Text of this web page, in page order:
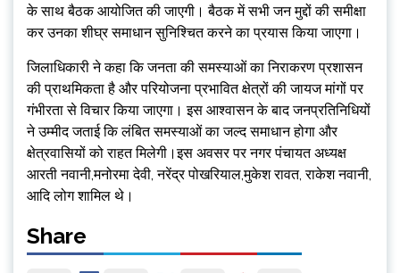
के साथ बैठक आयोजित की जाएगी। बैठक में सभी जन मुद्दों की समीक्षा
कर उनका शीघ्र समाधान सुनिश्चित करने का प्रयास किया जाएगा।
जिलाधिकारी ने कहा कि जनता की समस्याओं का निराकरण प्रशासन
की प्राथमिकता है और परियोजना प्रभावित क्षेत्रों की जायज मांगों पर
गंभीरता से विचार किया जाएगा। इस आश्वासन के बाद जनप्रतिनिधियों
ने उम्मीद जताई कि लंबित समस्याओं का जल्द समाधान होगा और
क्षेत्रवासियों को राहत मिलेगी।इस अवसर पर नगर पंचायत अध्यक्ष
आरती नवानी,मनोरमा देवी, नरेंद्र पोखरियाल,मुकेश रावत, राकेश नवानी,
आदि लोग शामिल थे।
Share